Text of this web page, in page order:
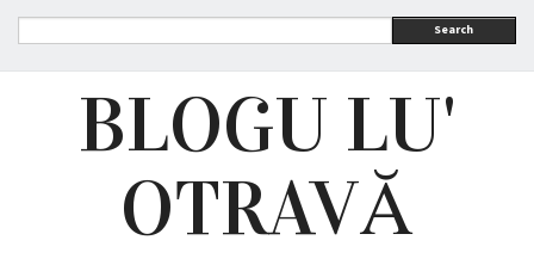
Search
BLOGU LU'
OTRAVĂ